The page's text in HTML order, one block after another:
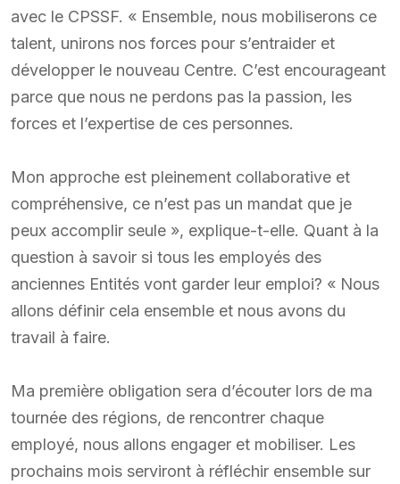
avec le CPSSF. « Ensemble, nous mobiliserons ce
talent, unirons nos forces pour s’entraider et
développer le nouveau Centre. C’est encourageant
parce que nous ne perdons pas la passion, les
forces et l’expertise de ces personnes.
Mon approche est pleinement collaborative et
compréhensive, ce n’est pas un mandat que je
peux accomplir seule », explique-t-elle. Quant à la
question à savoir si tous les employés des
anciennes Entités vont garder leur emploi? « Nous
allons définir cela ensemble et nous avons du
travail à faire.
Ma première obligation sera d’écouter lors de ma
tournée des régions, de rencontrer chaque
employé, nous allons engager et mobiliser. Les
prochains mois serviront à réfléchir ensemble sur